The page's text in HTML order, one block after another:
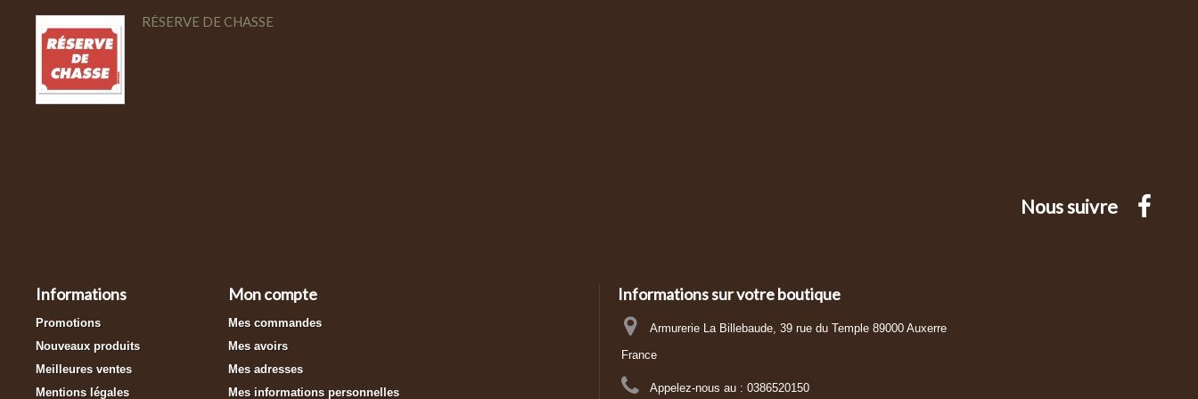
RÉSERVE DE CHASSE
Nous suivre
Informations
Promotions
Nouveaux produits
Meilleures ventes
Mentions légales
Mon compte
Mes commandes
Mes avoirs
Mes adresses
Mes informations personnelles
Informations sur votre boutique
Armurerie La Billebaude, 39 rue du Temple 89000 Auxerre
France
Appelez-nous au : 0386520150